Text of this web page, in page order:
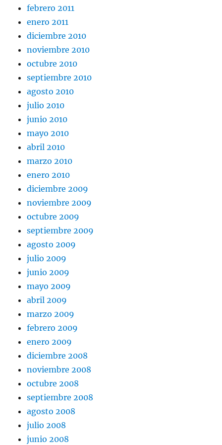
febrero 2011
enero 2011
diciembre 2010
noviembre 2010
octubre 2010
septiembre 2010
agosto 2010
julio 2010
junio 2010
mayo 2010
abril 2010
marzo 2010
enero 2010
diciembre 2009
noviembre 2009
octubre 2009
septiembre 2009
agosto 2009
julio 2009
junio 2009
mayo 2009
abril 2009
marzo 2009
febrero 2009
enero 2009
diciembre 2008
noviembre 2008
octubre 2008
septiembre 2008
agosto 2008
julio 2008
junio 2008